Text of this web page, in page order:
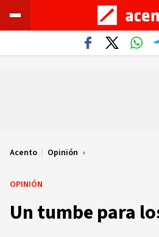
Acento | Opinión
OPINIÓN
Un tumbe para